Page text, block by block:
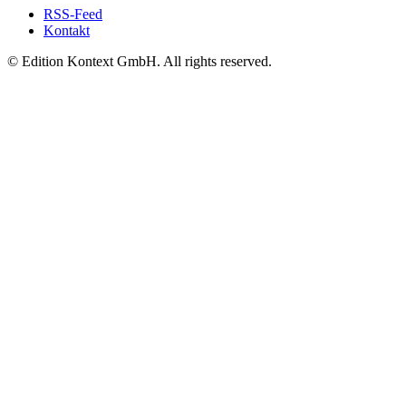
RSS-Feed
Kontakt
© Edition Kontext GmbH. All rights reserved.